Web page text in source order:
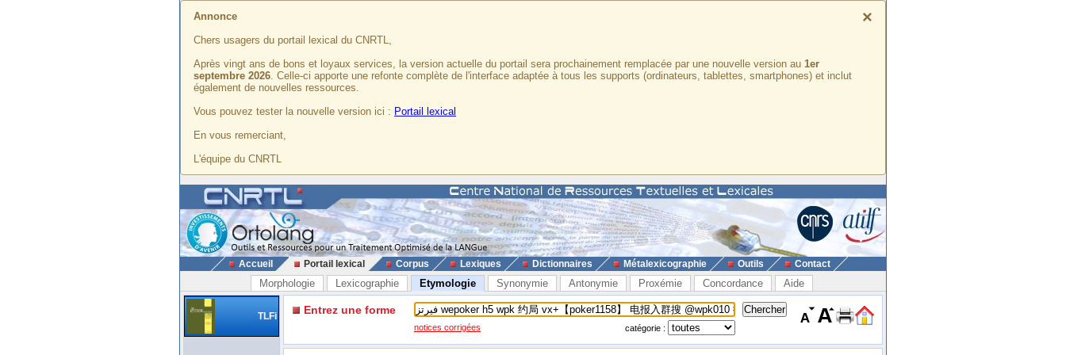
×
Annonce
Chers usagers du portail lexical du CNRTL,
Après vingt ans de bons et loyaux services, la version actuelle du portail sera prochainement remplacée par une nouvelle version au 1er
septembre 2026. Celle-ci apporte une refonte complète de l'interface adaptée à tous les supports (ordinateurs, tablettes, smartphones) et inclut
également de nouvelles ressources.
Vous pouvez tester la nouvelle version ici : Portail lexical
En vous remerciant,
L'équipe du CNRTL
Accueil Portail lexical Corpus Lexiques Dictionnaires Métalexicographie Outils Contact
Morphologie Lexicographie Etymologie Synonymie Antonymie Proxémie Concordance Aide
TLFi Entrez une forme
notices corrigées catégorie :